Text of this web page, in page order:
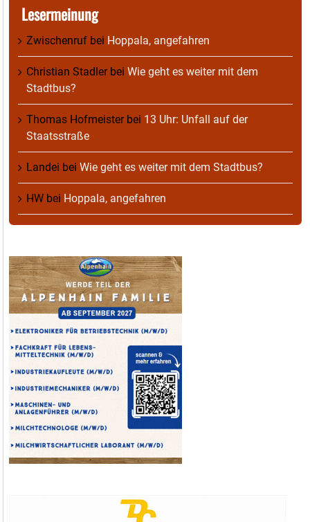
Lesermeinung
Zwischenruf bei Hoppala, angefahren
Christian Stadlerbei Wie geht es weiter mit dem
Stadtbus?
Thomas Hofmeisterbei 13 Uhr: Unfall auf der
Staatsstraße
Landei bei Wie geht es weiter mit dem Stadtbus?
HW bei Hoppala, angefahren